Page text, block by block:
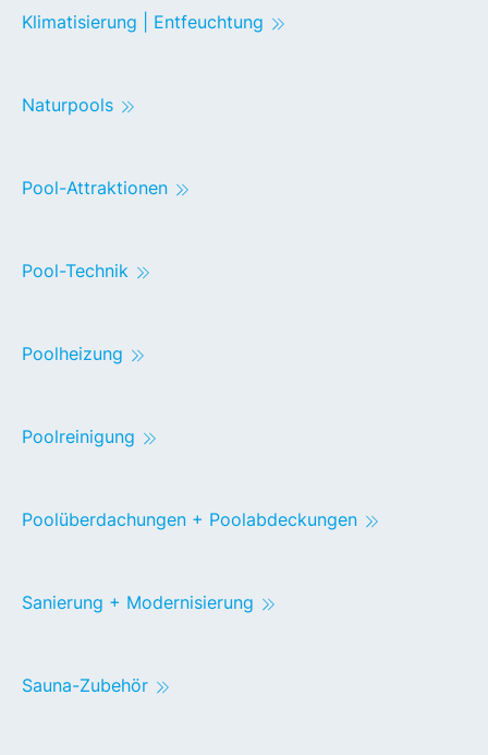
Klimatisierung | Entfeuchtung
Naturpools
Pool-Attraktionen
Pool-Technik
Poolheizung
Poolreinigung
Poolüberdachungen + Poolabdeckungen
Sanierung + Modernisierung
Sauna-Zubehör